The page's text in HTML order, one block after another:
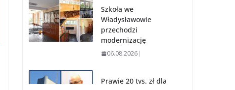
Szkoła we
Władysławowie
przechodzi
modernizację
06.08.2026
Prawie 20 tys. zł dla